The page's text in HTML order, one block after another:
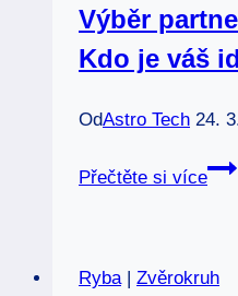
Výběr
Kdo je váš
OdAstro Tech 24.
Přečtěte si více
Kdo
Ryba | Zvěrokruh